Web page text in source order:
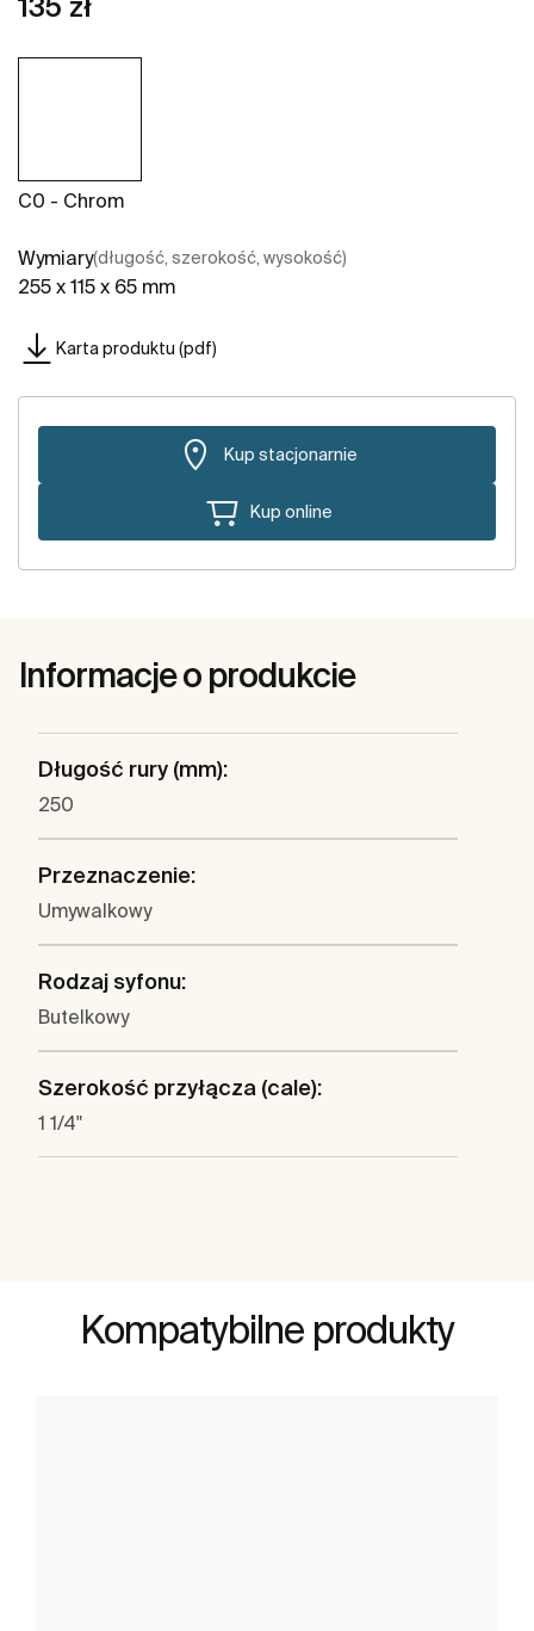
135 zł
C0 - Chrom
Wymiary(długość, szerokość, wysokość)
255 x 115 x 65 mm
Karta produktu (pdf)
Kup stacjonarnie
Kup online
Informacje o produkcie
Długość rury (mm):
250
Przeznaczenie:
Umywalkowy
Rodzaj syfonu:
Butelkowy
Szerokość przyłącza (cale):
1 1/4"
Kompatybilne produkty